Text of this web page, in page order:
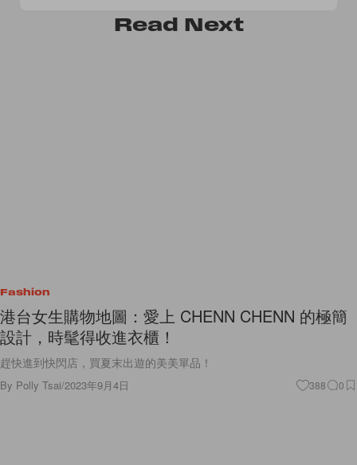
Read Next
Fashion
港台女生購物地圖：愛上 CHENN CHENN 的極簡
設計，時髦得收進衣櫃！
趕快進到快閃店，買夏末出遊的美美單品！
By Polly Tsai/2023年9月4日 388 0